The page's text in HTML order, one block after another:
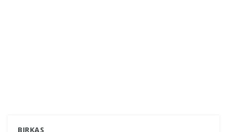
BIRKAS